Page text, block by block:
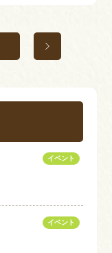
イベント
イベント